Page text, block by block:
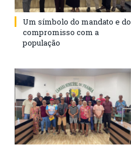
Um símbolo do mandato e do
compromisso com a
população